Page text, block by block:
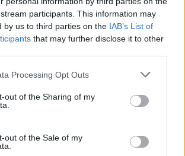
participants. This information may
by us to third parties on the IAB’s List of
that may further disclose it to other
Processing Opt Outs
out of the Sharing of my
out of the Sale of my